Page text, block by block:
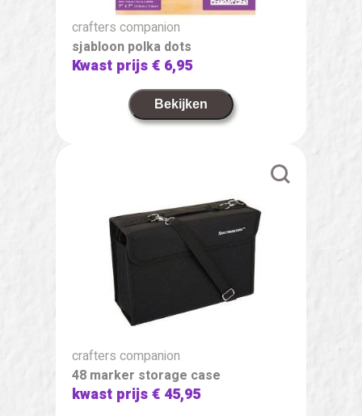
crafters companion
sjabloon polka dots
Kwast prijs€ 6,95
Bekijken
crafters companion
48 marker storage case
kwast prijs€ 45,95